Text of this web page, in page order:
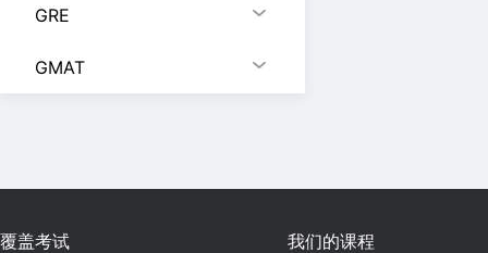
GRE
GMAT
覆盖考试 我们的课程